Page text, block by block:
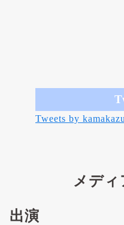
Tweets by
メディ
出演